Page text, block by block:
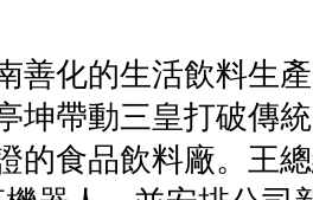
善化的生活飲料生
坤帶動三皇打破傳
的食品飲料廠。王